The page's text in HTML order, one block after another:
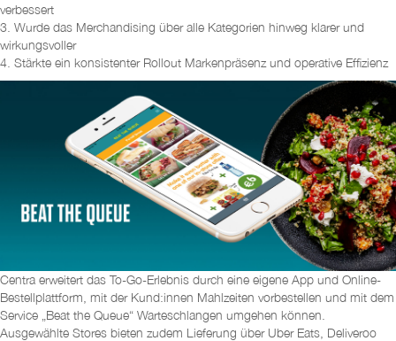
verbessert
3. Wurde das Merchandising über alle Kategorien hinweg klarer und
wirkungsvoller
4. Stärkte ein konsistenter Rollout Markenpräsenz und operative Effizienz
Centra erweitert das To-Go-Erlebnis durch eine eigene App und Online-
Bestellplattform, mit der Kund:innen Mahlzeiten vorbestellen und mit dem
Service „Beat the Queue“ Warteschlangen umgehen können.
Ausgewählte Stores bieten zudem Lieferung über Uber Eats, Deliveroo